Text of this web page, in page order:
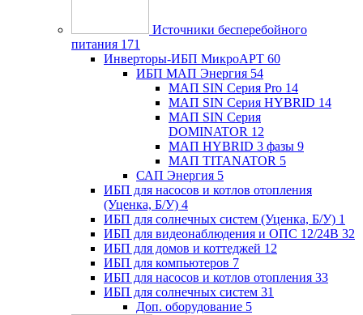
Источники бесперебойного
питания 171
Инверторы-ИБП МикроАРТ 60
ИБП МАП Энергия 54
МАП SIN Серия Pro 14
МАП SIN Серия HYBRID 14
МАП SIN Серия
DOMINATOR 12
МАП HYBRID 3 фазы 9
МАП TITANATOR 5
САП Энергия 5
ИБП для насосов и котлов отопления
(Уценка, Б/У) 4
ИБП для солнечных систем (Уценка, Б/У) 1
ИБП для видеонаблюдения и ОПС 12/24В 32
ИБП для домов и коттеджей 12
ИБП для компьютеров 7
ИБП для насосов и котлов отопления 33
ИБП для солнечных систем 31
Доп. оборудование 5